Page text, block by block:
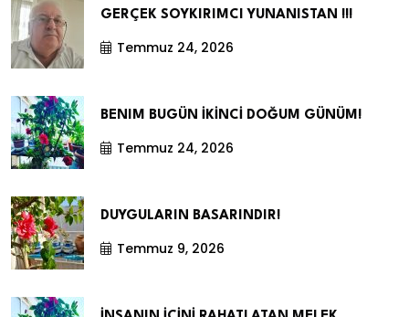
GERÇEK SOYKIRIMCI YUNANISTAN !!!
Temmuz 24, 2026
BENIM BUGÜN İKİNCİ DOĞUM GÜNÜM!
Temmuz 24, 2026
DUYGULARIN BASARINDIR!
Temmuz 9, 2026